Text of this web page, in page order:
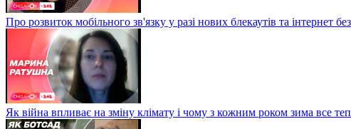
Про розвиток мобільного зв'язку у разі нових блекаутів та інтернет
Як війна впливає на зміну клімату і чому з кожним роком зима все